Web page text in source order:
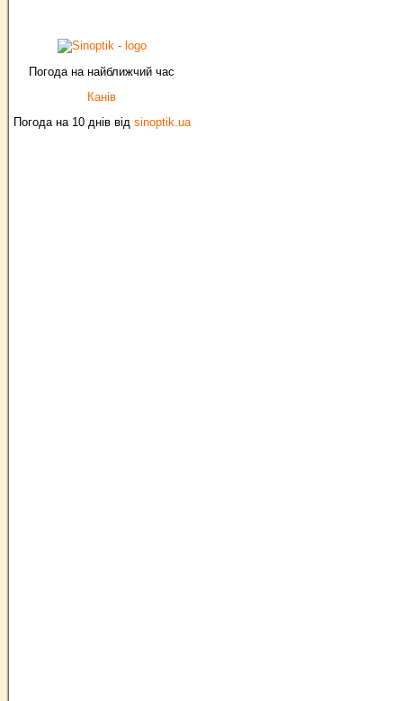
Погода на найближчий час
Канів
Погода на 10 днів від sinoptik.ua